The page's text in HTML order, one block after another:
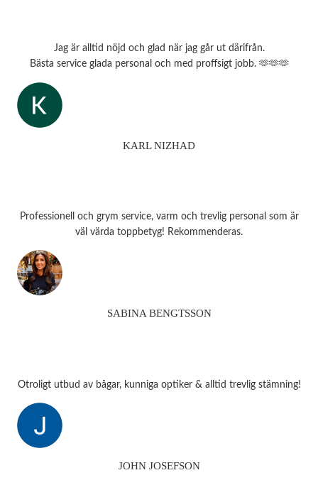
Jag är alltid nöjd och glad när jag går ut därifrån.
Bästa service glada personal och med proffsigt jobb. 🫶🫶🫶
KARL NIZHAD
Professionell och grym service, varm och trevlig personal som är
väl värda toppbetyg! Rekommenderas.
SABINA BENGTSSON
Otroligt utbud av bågar, kunniga optiker & alltid trevlig stämning!
JOHN JOSEFSON